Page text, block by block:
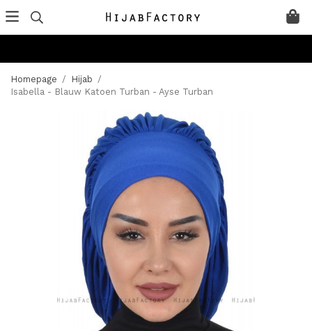
Homepage / Hijab /
Isabella - Blauw Katoen Turban - Ayse Turban